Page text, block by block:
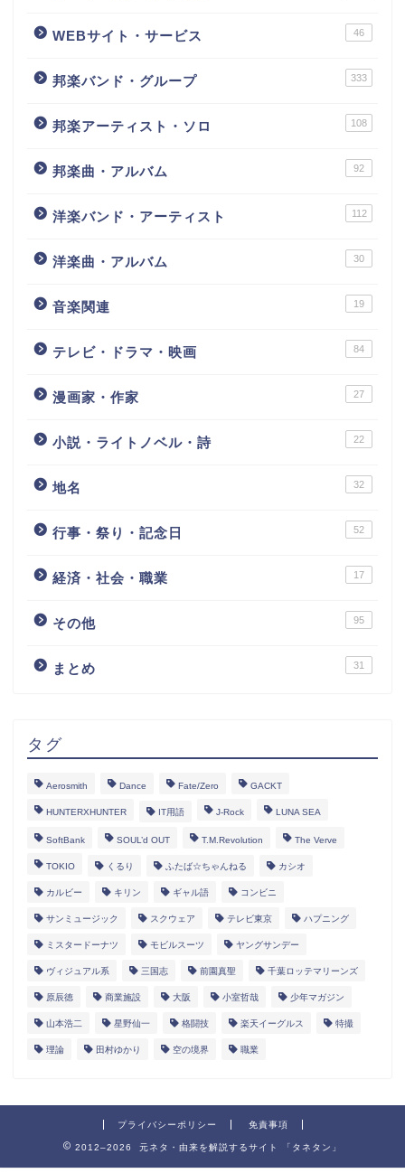
WEBサイト・サービス 46
邦楽バンド・グループ 333
邦楽アーティスト・ソロ 108
邦楽曲・アルバム 92
洋楽バンド・アーティスト 112
洋楽曲・アルバム 30
音楽関連 19
テレビ・ドラマ・映画 84
漫画家・作家 27
小説・ライトノベル・詩 22
地名 32
行事・祭り・記念日 52
経済・社会・職業 17
その他 95
まとめ 31
タグ
Aerosmith Dance Fate/Zero GACKT
HUNTERXHUNTER IT用語 J-Rock LUNA SEA
SoftBank SOUL’d OUT T.M.Revolution The Verve
TOKIO くるり ふたば☆ちゃんねる カシオ
カルビー キリン ギャル語 コンビニ
サンミュージック スクウェア テレビ東京 ハプニング
ミスタードーナツ モビルスーツ ヤングサンデー
ヴィジュアル系 三国志 前園真聖 千葉ロッテマリーンズ
原辰徳 商業施設 大阪 小室哲哉 少年マガジン
山本浩二 星野仙一 格闘技 楽天イーグルス 特撮
理論 田村ゆかり 空の境界 職業
プライバシーポリシー 免責事項
2012–2026 元ネタ・由来を解説するサイト 「タネタン」